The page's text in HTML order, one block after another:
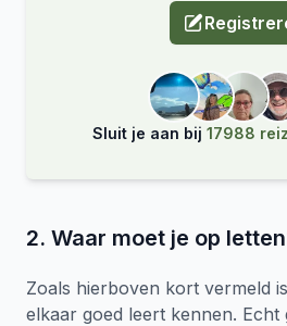
Sluit je aan bij 17988
2. Waar moet je op
Zoals hierboven kort vermeld
elkaar goed leert kennen. Echt